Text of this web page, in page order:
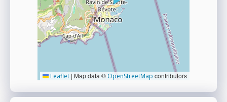
Leaflet | Map data © OpenStreetMap contributors